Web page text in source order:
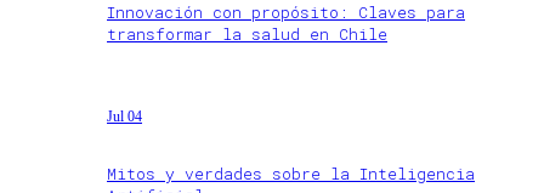
Innovación con propósito: Claves para
transformar la salud en Chile
Jul 04
Mitos y verdades sobre la Inteligencia